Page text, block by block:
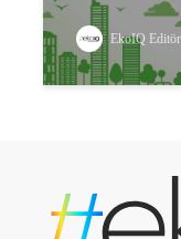
EkoIQ Editör